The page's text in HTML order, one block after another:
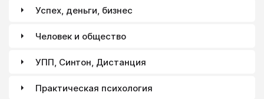
Успех, деньги, бизнес
Человек и общество
УПП, Синтон, Дистанция
Практическая психология